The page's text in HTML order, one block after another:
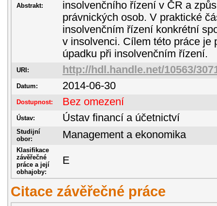
Abstrakt:
insolvenčního řízení v ČR a
právnických osob. V praktické
insolvenčním řízení konkrétní
v insolvenci. Cílem této práce je
úpadku při insolvenčním řízení.
URI: http://hdl.handle.net/10563/
Datum: 2014-06-30
Dostupnost: Bez omezení
Ústav: Ústav financí a účetnictví
Studijní
obor:
Management a ekonomika
Klasifikace
závěřečné
práce a její
obhajoby:
E
Citace závěřečné práce